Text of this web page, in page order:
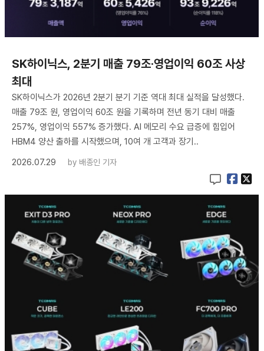
SK하이닉스, 2분기 매출 79조·영업이익 60조 사상
최대
SK하이닉스가 2026년 2분기 분기 기준 역대 최대 실적을 달성했다.
매출 79조 원, 영업이익 60조 원을 기록하며 전년 동기 대비 매출
257%, 영업이익 557% 증가했다. AI 메모리 수요 급증에 힘입어
HBM4 양산 출하를 시작했으며, 10여 개 고객과 장기..
2026.07.29
by 배종인 기자